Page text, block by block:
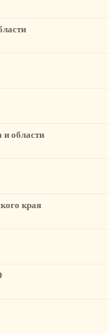
области
края